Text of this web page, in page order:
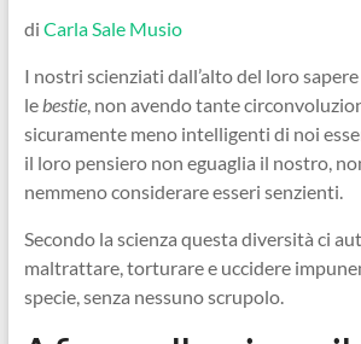
di Carla Sale Musio
I nostri scienziati dall’alto del loro
lebestie, non avendo tante
sicuramente meno intelligenti di noi
il loro pensiero non eguaglia il nostro,
nemmeno considerare esseri senzienti.
Secondo la scienza questa diversità ci
maltrattare, torturare e uccidere
specie, senza nessuno scrupolo.